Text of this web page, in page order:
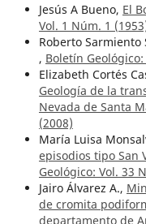
Jesús A Bueno, El
Vol. 1 Núm. 1
Roberto Sarmiento
, Boletín
Elizabeth Cortés
Geología de la
Nevada de Santa
(2008)
María Luisa
episodios tipo San
Geológico: Vol. 33
Jairo Álvarez A.,
de cromita
departamento de